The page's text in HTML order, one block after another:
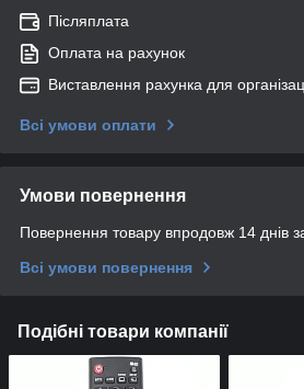
Післяплата
Оплата на рахунок
Виставлення рахунка для
Всі умови оплати
Умови повернення
Повернення товару впродовж 14 днів
Всі умови повернення
Подібні товари компанії